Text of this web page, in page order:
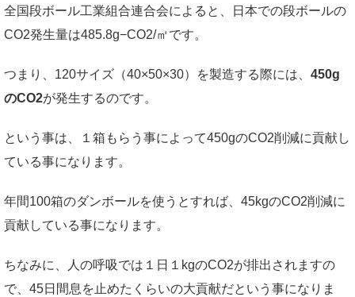
全国段ボール工業組合連合会によると、日本での段ボールの
CO2発生量は485.8g−CO2/㎡です。
つまり、120サイズ（40×50×30）を製造する際には、 450g
のCO2が発生するのです。
という事は、１箱もらう事によって450gのCO2削減に貢献し
ている事になります。
年間100箱のダンボールを使うとすれば、45kgのCO2削減に
貢献している事になります。
ちなみに、人の呼吸では１日１kgのCO2が排出されますの
で、45日間息を止めたくらいの大貢献だという事になりま